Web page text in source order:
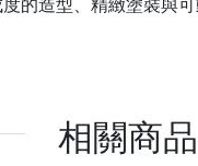
相關商品